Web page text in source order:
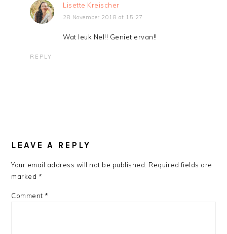
Lisette Kreischer
28 November 2018 at 15:27
Wat leuk Nel!! Geniet ervan!!
REPLY
LEAVE A REPLY
Your email address will not be published. Required fields are
marked *
Comment *